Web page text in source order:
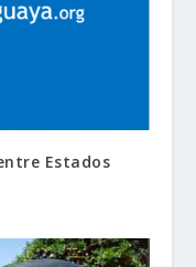
Estados